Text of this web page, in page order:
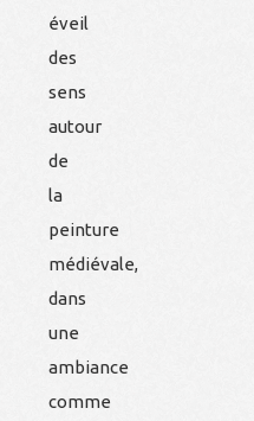
éveil
des
sens
autour
de
la
peinture
médiévale,
dans
une
ambiance
comme